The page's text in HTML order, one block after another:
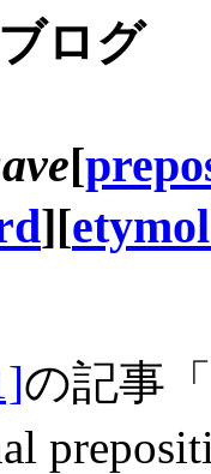
ログ
[
][
の記事